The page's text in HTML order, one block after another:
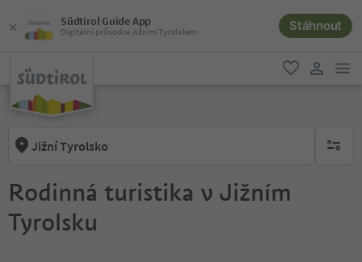
Südtirol Guide App
Digitální průvodce Jižním Tyrolskem Stáhnout
oblíbené
Jižní Tyrolsko brak
Rodinná turistika v Jižním
Tyrolsku